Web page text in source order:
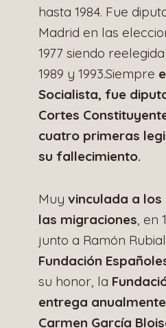
hasta 1984. Fue
Madrid en las
1977 siendo reelegida
1989 y 1993.Siempre
Socialista, fue
Cortes
cuatro primeras
su fallecimiento.
Muy vinculada a
las migraciones ,
junto a Ramón
Fundación
su honor, la
entrega
Carmen García